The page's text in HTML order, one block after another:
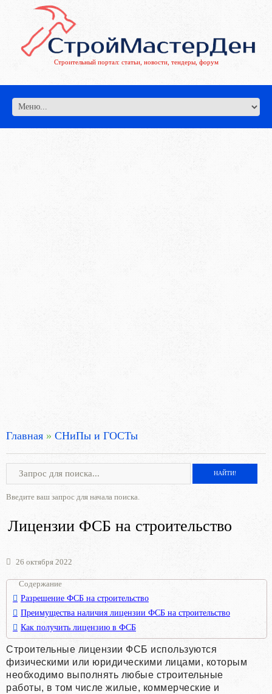
Строительный портал: статьи, новости, тендеры, форум
Главная » СНиПы и ГОСТы
Введите ваш запрос для начала поиска.
Лицензии ФСБ на строительство
26 октября 2022
Содержание
Разрешение ФСБ на строительство
Преимущества наличия лицензии ФСБ на строительство
Как получить лицензию в ФСБ
Строительные лицензии ФСБ используются
физическими или юридическими лицами, которым
необходимо выполнять любые строительные
работы, в том числе жилые, коммерческие и